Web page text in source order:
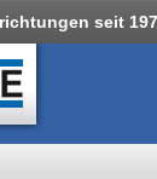
seit